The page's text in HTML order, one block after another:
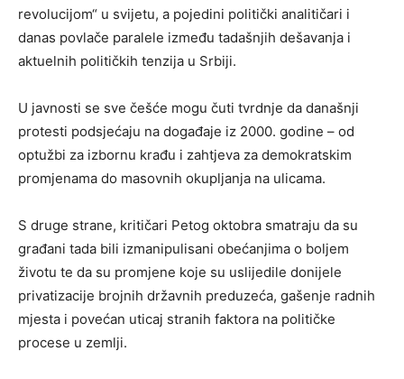
revolucijom“ u svijetu, a pojedini politički analitičari i
danas povlače paralele između tadašnjih dešavanja i
aktuelnih političkih tenzija u Srbiji.
U javnosti se sve češće mogu čuti tvrdnje da današnji
protesti podsjećaju na događaje iz 2000. godine – od
optužbi za izbornu krađu i zahtjeva za demokratskim
promjenama do masovnih okupljanja na ulicama.
S druge strane, kritičari Petog oktobra smatraju da su
građani tada bili izmanipulisani obećanjima o boljem
životu te da su promjene koje su uslijedile donijele
privatizacije brojnih državnih preduzeća, gašenje radnih
mjesta i povećan uticaj stranih faktora na političke
procese u zemlji.